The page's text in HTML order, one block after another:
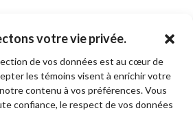
votre vie privée.
de vos données est au cœur de
les témoins visent à enrichir votre
contenu à vos préférences. Vous
confiance, le respect de vos données
de vente